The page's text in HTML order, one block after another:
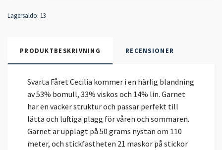
Lagersaldo: 13
PRODUKTBESKRIVNING RECENSIONER
Svarta Fåret Cecilia kommer i en härlig blandning
av 53% bomull, 33% viskos och 14% lin. Garnet
har en vacker struktur och passar perfekt till
lätta och luftiga plagg för våren och sommaren.
Garnet är upplagt på 50 grams nystan om 110
meter, och stickfastheten 21 maskor på stickor